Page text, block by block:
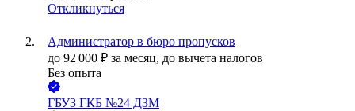
Откликнуться
Администратор в бюро пропусков
до 92 000 ₽ за месяц, до вычета налогов
Без опыта
ГБУЗ ГКБ №24 ДЗМ